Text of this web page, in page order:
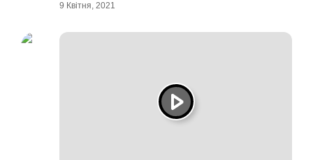
9 Квітня, 2021